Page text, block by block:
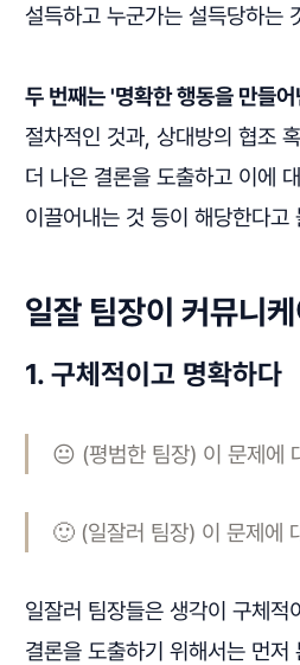
설득하고 누군가는 설득당하는
두 번째는 '명확한 행동을 만들
절차적인 것과, 상대방의 협조
더 나은 결론을 도출하고 이에
이끌어내는 것 등이 해당한다고
일잘 팀장이 커뮤니
1. 구체적이고 명확하다
😐 (평범한 팀장) 이 문제에
🙂 (일잘러 팀장) 이 문제에
일잘러 팀장들은 생각이 구체
결론을 도출하기 위해서는 먼